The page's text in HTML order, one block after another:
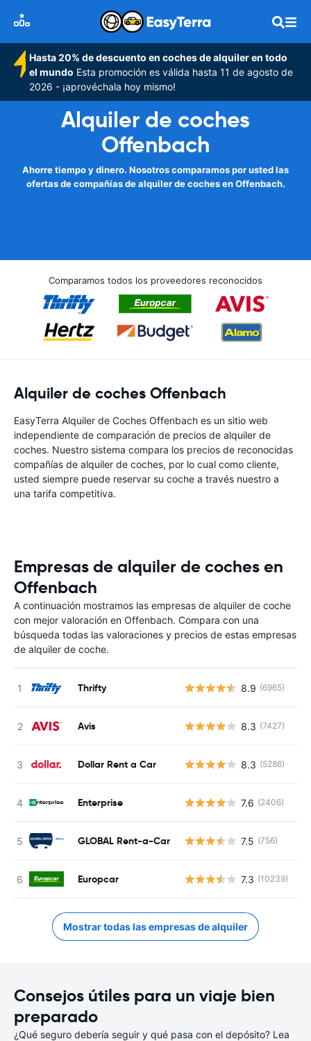
Hasta 20% de descuento en coches de alquiler en todo
el mundo Esta promoción es válida hasta 11 de agosto de
2026 - ¡aprovéchala hoy mismo!
Alquiler de coches
Offenbach
Ahorre tiempo y dinero. Nosotros comparamos por usted las
ofertas de compañías de alquiler de coches en Offenbach.
Comparamos todos los proveedores reconocidos
Alquiler de coches Offenbach
EasyTerra Alquiler de Coches Offenbach es un sitio web
independiente de comparación de precios de alquiler de
coches. Nuestro sistema compara los precios de reconocidas
compañías de alquiler de coches, por lo cual como cliente,
usted siempre puede reservar su coche a través nuestro a
una tarifa competitiva.
Empresas de alquiler de coches en
Offenbach
A continuación mostramos las empresas de alquiler de coche
con mejor valoración en Offenbach. Compara con una
búsqueda todas las valoraciones y precios de estas empresas
de alquiler de coche.
Thrifty 8.9 (6965)
Avis 8.3 (7427)
Dollar Rent a Car 8.3 (5286)
Enterprise 7.6 (2406)
GLOBAL Rent-a-Car 7.5 (756)
Europcar 7.3 (10239)
Mostrar todas las empresas de alquiler
Consejos útiles para un viaje bien
preparado
¿Qué seguro debería seguir y qué pasa con el depósito? Lea